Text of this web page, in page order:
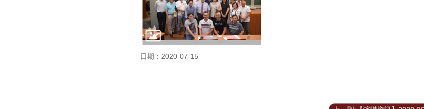
日期：2020-07-15